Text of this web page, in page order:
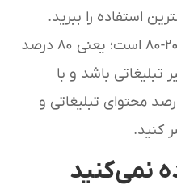
استفاده را ببرید.
پیشنهاد ما استفاده از روش ۲۰-۸۰ است؛ یعنی ۸۰ درصد
تبلیغاتی باشد و با
که ایجاد می‌کنید، ۲۰ درصد محتوای تبلیغاتی و
کنید.
نمی‌کنید